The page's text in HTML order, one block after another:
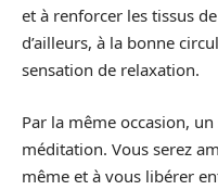
et à renforcer les tissus
d’ailleurs, à la bonne
sensation de relaxation.
Par la même occasion,
méditation. Vous serez
même et à vous libérer